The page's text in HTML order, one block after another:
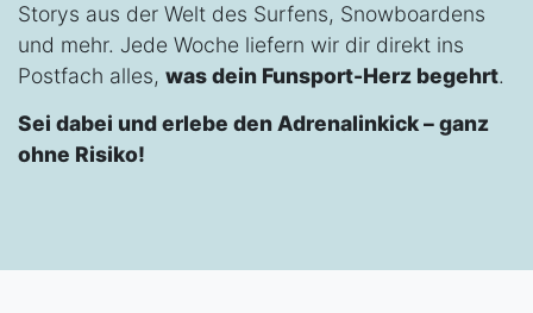
Storys aus der Welt des Surfens, Snowboardens
und mehr. Jede Woche liefern wir dir direkt ins
Postfach alles, was dein Funsport-Herz begehrt.
Sei dabei und erlebe den Adrenalinkick – ganz
ohne Risiko!